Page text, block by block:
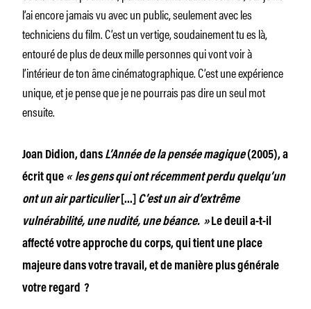
l’ai encore jamais vu avec un public, seulement avec les
techniciens du film. C’est un vertige, soudainement tu es là,
entouré de plus de deux mille personnes qui vont voir à
l’intérieur de ton âme cinématographique. C’est une expérience
unique, et je pense que je ne pourrais pas dire un seul mot
ensuite.
Joan Didion, dans L’Année de la pensée magique(2005), a
écrit que « les gens qui ont récemment perdu quelqu’un
ont un air particulier […] C’est un air d’extrême
vulnérabilité, une nudité, une béance. »Le deuil a-t-il
affecté votre approche du corps, qui tient une place
majeure dans votre travail, et de manière plus générale
votre regard ?